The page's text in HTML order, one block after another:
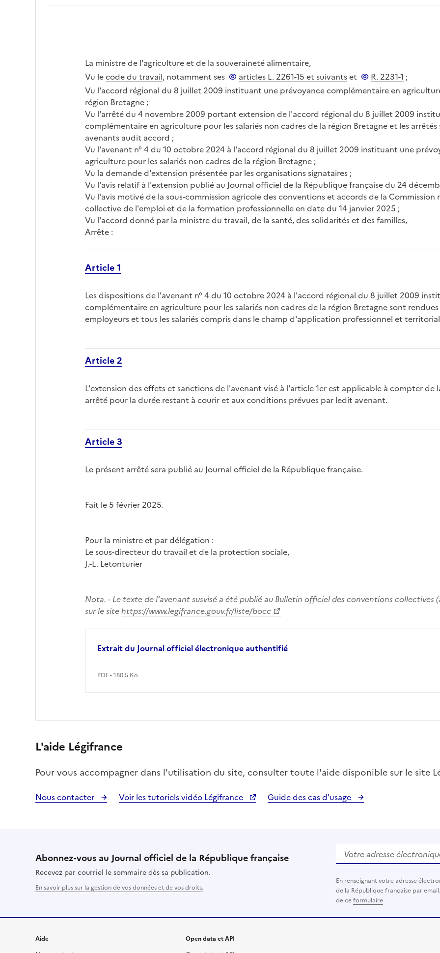
La ministre de l'agriculture et de la souveraineté alimentaire,
Vu lecode du travail, notamment ses articles L. 2261-15 et suivantset R. 2231-1 ;
Vu l'accord régional du 8 juillet 2009 instituant une prévoyance complémentaire en
région Bretagne ;
Vu l'arrêté du 4 novembre 2009 portant extension de l'accord régional du 8 juillet 2009
complémentaire en agriculture pour les salariés non cadres de la région Bretagne et les
avenants audit accord ;
Vu l'avenant n° 4 du 10 octobre 2024 à l'accord régional du 8 juillet 2009 instituant une
agriculture pour les salariés non cadres de la région Bretagne ;
Vu la demande d'extension présentée par les organisations signataires ;
Vu l'avis relatif à l'extension publié au Journal officiel de la République française du 24
Vu l'avis motivé de la sous-commission agricole des conventions et accords de la
collective de l'emploi et de la formation professionnelle en date du 14 janvier 2025 ;
Vu l'accord donné par la ministre du travail, de la santé, des solidarités et des familles,
Arrête :
Article 1
Les dispositions de l'avenant n° 4 du 10 octobre 2024 à l'accord régional du 8 juillet 2009
complémentaire en agriculture pour les salariés non cadres de la région Bretagne sont
employeurs et tous les salariés compris dans le champ d'application professionnel et
Article 2
L'extension des effets et sanctions de l'avenant visé à l'article 1er est applicable à compter
arrêté pour la durée restant à courir et aux conditions prévues par ledit avenant.
Article 3
Le présent arrêté sera publié au Journal officiel de la République française.
Fait le 5 février 2025.
Pour la ministre et par délégation :
Le sous-directeur du travail et de la protection sociale,
J.-L. Letonturier
Nota. - Le texte de l'avenant susvisé a été publié au Bulletin officiel des conventions collectives
sur le sitehttps://www.legifrance.gouv.fr/liste/bocc
Extrait du Journal officiel électronique authentifié
PDF - 180,5 Ko
L'aide Légifrance
Pour vous accompagner dans l'utilisation du site, consulter toute l'aide disponible sur le site
Nous contacter Voir les tutoriels vidéo Légifrance Guide des cas d'usage
Abonnez-vous au Journal officiel de la République française
Recevez par courriel le sommaire dès sa publication.
En savoir plus sur la gestion de vos données et de vos droits.
Votre adresse électronique
En renseignant votre adresse
de la République française par
de ceformulaire
Aide
Open data et API